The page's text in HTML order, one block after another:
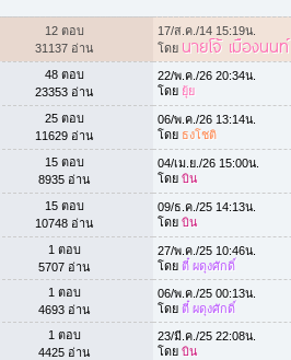
12 ตอบ
31137 อ่าน
17/ส.ค./14 15:19น.
โดย นายโจ้ เมืองนนท์
48 ตอบ
23353 อ่าน
22/พ.ค./26 20:34น.
โดย ยุ้ย
25 ตอบ
11629 อ่าน
06/พ.ค./26 13:14น.
โดย ธงโชติ
15 ตอบ
8935 อ่าน
04/เม.ย./26 15:00น.
โดยบิน
15 ตอบ
10748 อ่าน
09/ธ.ค./25 14:13น.
โดยบิน
1 ตอบ
5707 อ่าน
27/พ.ค./25 10:46น.
โดยตี๋ ผดุงศักดิ์
1 ตอบ
4693 อ่าน
06/พ.ค./25 00:13น.
โดยตี๋ ผดุงศักดิ์
1 ตอบ
4425 อ่าน
23/มี.ค./25 22:08น.
โดยบิน